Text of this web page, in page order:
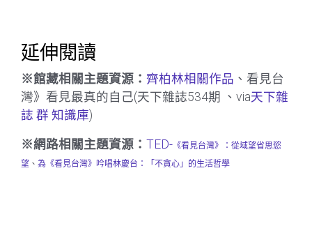
延伸閱讀
※館藏相關主題資源： 齊柏林相關作品 、看見台
灣》看見最真的自己(天下雜誌534期 、via天下雜
誌 群 知識庫)
※網路相關主題資源： TED- 《看見台灣》：從域望省思慾
望 、 為《看見台灣》吟唱林慶台：「不貪心」的生活哲學